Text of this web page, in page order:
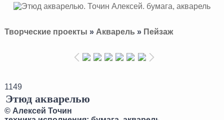
Творческие проекты » Акварель » Пейзаж
1149
Этюд акварелью
© Алексей Точин